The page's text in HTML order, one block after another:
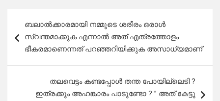
navigation
ബലാൽക്കാരമായി നമ്മുടെ ശരീരം ഒരാൾ
സ്വന്തമാക്കുക എന്നാൽ അത് എത്രത്തോളം
ഭീകരമാണെന്നത് പറഞ്ഞറിയിക്കുക അസാധ്യമാണ്
തലവെട്ടം കണ്ടപ്പോൾ തന്ത പോയില്ലെടി ?
ഇത്രക്കും അഹങ്കാരം പാടുണ്ടോ ? ” അത് കേട്ടു